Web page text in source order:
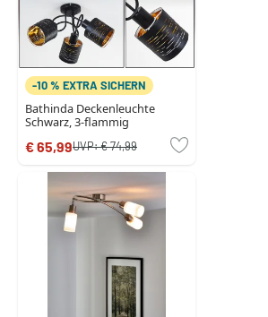
-10 % EXTRA SICHERN
Bathinda Deckenleuchte
Schwarz, 3-flammig
€ 65,99UVP:€ 74,99